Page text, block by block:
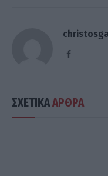
Facebook
ΣΧΕΤΙΚΑΑΡΘΡΑ